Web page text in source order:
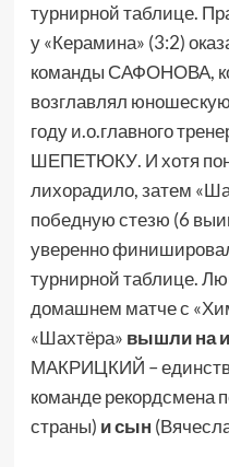
турнирной таблице.
у «Керамина» (3:2)
команды САФОНОВА,
возглавлял
году и.о.главного
ШЕПЕТЮКУ. И хотя
лихорадило, затем
победную стезю (6
уверенно
турнирнойтаблице.
домашнем матче с
«Шахтёра» вышли на
МАКРИЦКИЙ –
команде рекордсмена
страны) и сын